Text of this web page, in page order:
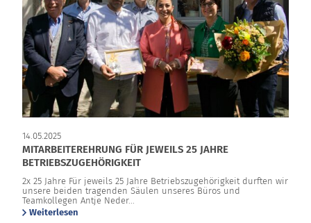
14.05.2025
MITARBEITEREHRUNG FÜR JEWEILS 25 JAHRE
BETRIEBSZUGEHÖRIGKEIT
2x 25 Jahre Für jeweils 25 Jahre Betriebszugehörigkeit durften wir
unsere beiden tragenden Säulen unseres Büros und
Teamkollegen Antje Neder...
Weiterlesen